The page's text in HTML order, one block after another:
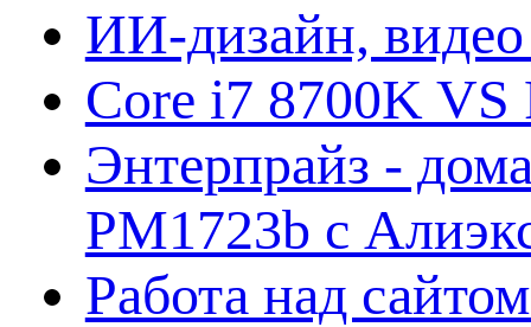
ИИ-дизайн,
Core i7 8700K VS
Энтерпрайз -
PM1723b с
Работа над